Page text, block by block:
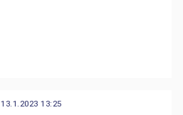
13.1.2023 13:25